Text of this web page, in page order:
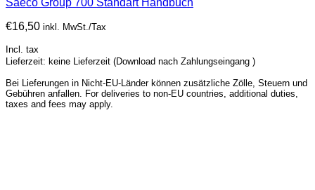
€16,50 inkl. MwSt./Tax
Incl. tax
Lieferzeit: keine Lieferzeit (Download nach Zahlungseingang )
Bei Lieferungen in Nicht-EU-Länder können zusätzliche Zölle, Steuern und
Gebühren anfallen. For deliveries to non-EU countries, additional duties,
taxes and fees may apply.